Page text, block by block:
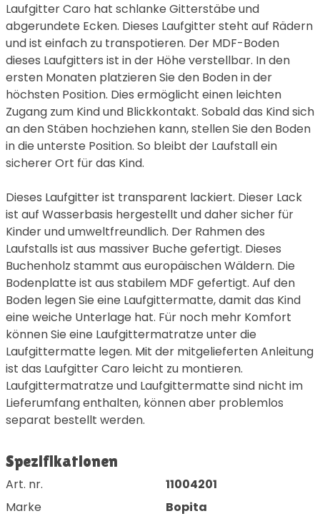
Laufgitter Caro hat schlanke Gitterstäbe und
abgerundete Ecken. Dieses Laufgitter steht auf Rädern
und ist einfach zu transpotieren. Der MDF-Boden
dieses Laufgitters ist in der Höhe verstellbar. In den
ersten Monaten platzieren Sie den Boden in der
höchsten Position. Dies ermöglicht einen leichten
Zugang zum Kind und Blickkontakt. Sobald das Kind sich
an den Stäben hochziehen kann, stellen Sie den Boden
in die unterste Position. So bleibt der Laufstall ein
sicherer Ort für das Kind.
Dieses Laufgitter ist transparent lackiert. Dieser Lack
ist auf Wasserbasis hergestellt und daher sicher für
Kinder und umweltfreundlich. Der Rahmen des
Laufstalls ist aus massiver Buche gefertigt. Dieses
Buchenholz stammt aus europäischen Wäldern. Die
Bodenplatte ist aus stabilem MDF gefertigt. Auf den
Boden legen Sie eine Laufgittermatte, damit das Kind
eine weiche Unterlage hat. Für noch mehr Komfort
können Sie eine Laufgittermatratze unter die
Laufgittermatte legen. Mit der mitgelieferten Anleitung
ist das Laufgitter Caro leicht zu montieren.
Laufgittermatratze und Laufgittermatte sind nicht im
Lieferumfang enthalten, können aber problemlos
separat bestellt werden.
Spezifikationen
Art. nr.
11004201
Marke
Bopita